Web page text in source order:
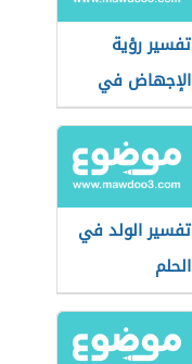
تفسير رؤية
الإجهاض في
المنام
تفسير الولد في
الحلم